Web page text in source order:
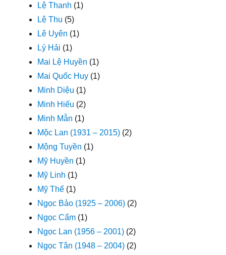
Lệ Thanh (1)
Lệ Thu (5)
Lê Uyên (1)
Lý Hải (1)
Mai Lệ Huyền (1)
Mai Quốc Huy (1)
Minh Diệu (1)
Minh Hiếu (2)
Minh Mẫn (1)
Mộc Lan (1931 – 2015) (2)
Mộng Tuyền (1)
Mỹ Huyền (1)
Mỹ Linh (1)
Mỹ Thể (1)
Ngọc Bảo (1925 – 2006) (2)
Ngọc Cẩm (1)
Ngọc Lan (1956 – 2001) (2)
Ngọc Tân (1948 – 2004) (2)